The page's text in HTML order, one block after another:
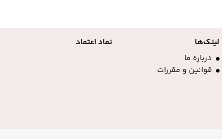
نماد اعتماد
لینک‌ها
درباره ما
قوانین و مقررات